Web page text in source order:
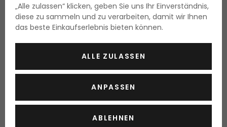
Sachajuan Hair Wax K18 AstroLift
„Alle zulassen“ klicken, geben Sie uns Ihr Einverständnis,
diese zu sammeln und zu verarbeiten, damit wir Ihnen
das beste Einkaufserlebnis bieten können.
ALLE ZULASSEN
ANPASSEN
ABLEHNEN